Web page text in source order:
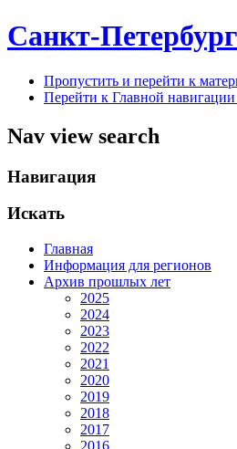
Санкт-
Пропустить и перейти к
Перейти к Главной
Nav view search
Навигация
Искать
Главная
Информация для регионов
Архив прошлых лет
2025
2024
2023
2022
2021
2020
2019
2018
2017